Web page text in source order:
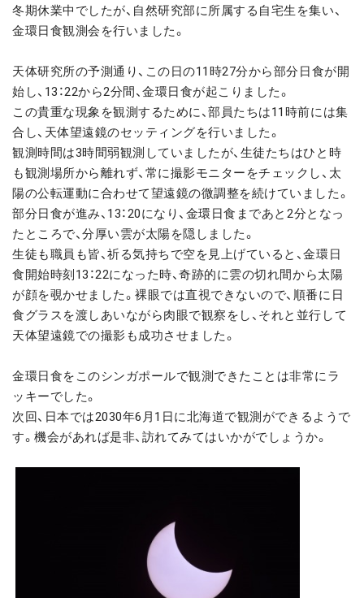
冬期休業中でしたが、自然研究部に所属する自宅生を集い、
金環日食観測会を行いました。
天体研究所の予測通り、この日の11時27分から部分日食が開
始し、13：22から2分間、金環日食が起こりました。
この貴重な現象を観測するために、部員たちは11時前には集
合し、天体望遠鏡のセッティングを行いました。
観測時間は3時間弱観測していましたが、生徒たちはひと時
も観測場所から離れず、常に撮影モニターをチェックし、太
陽の公転運動に合わせて望遠鏡の微調整を続けていました。
部分日食が進み、13：20になり、金環日食まであと2分となっ
たところで、分厚い雲が太陽を隠しました。
生徒も職員も皆、祈る気持ちで空を見上げていると、金環日
食開始時刻13：22になった時、奇跡的に雲の切れ間から太陽
が顔を覗かせました。裸眼では直視できないので、順番に日
食グラスを渡しあいながら肉眼で観察をし、それと並行して
天体望遠鏡での撮影も成功させました。
金環日食をこのシンガポールで観測できたことは非常にラ
ッキーでした。
次回、日本では2030年6月1日に北海道で観測ができるようで
す。機会があれば是非、訪れてみてはいかがでしょうか。